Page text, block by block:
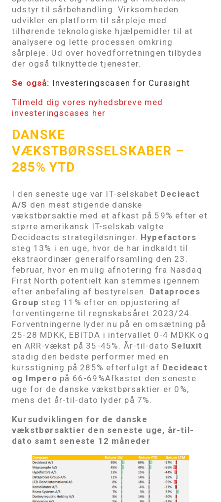
udstyr til sårbehandling. Virksomheden
udvikler en platform til sårpleje med
tilhørende teknologiske hjælpemidler til at
analysere og lette processen omkring
sårpleje. Ud over hovedforretningen tilbydes
der også tilknyttede tjenester.
Se også: Investeringscasen for Curasight
Tilmeld dig vores nyhedsbreve med
investeringscases her
DANSKE
VÆKSTBØRSSELSKABER –
285% YTD
I den seneste uge var IT-selskabet Decieact
A/S den mest stigende danske
vækstbørsaktie med et afkast på 59% efter et
større amerikansk IT-selskab valgte
Decideacts strategiløsninger. Hypefactors
steg 13% i en uge, hvor de har indkaldt til
ekstraordinær generalforsamling den 23.
februar, hvor en mulig afnotering fra Nasdaq
First North potentielt kan stemmes igennem
efter anbefaling af bestyrelsen. Dataproces
Group steg 11% efter en opjustering af
forventingerne til regnskabsåret 2023/24.
Forventningerne lyder nu på en omsætning på
25-28 MDKK, EBITDA i intervallet 0-4 MDKK og
en ARR-vækst på 35-45%. År-til-datoSeluxit
stadig den bedste performer med en
kursstigning på 285% efterfulgt af Decideact
og Impero på 66-69%Afkastet den seneste
uge for de danske vækstbørsaktier er 0%,
mens det år-til-dato lyder på 7%.
Kursudviklingen for de danske
vækstbørsaktier den seneste uge, år-til-
dato samt seneste 12 måneder